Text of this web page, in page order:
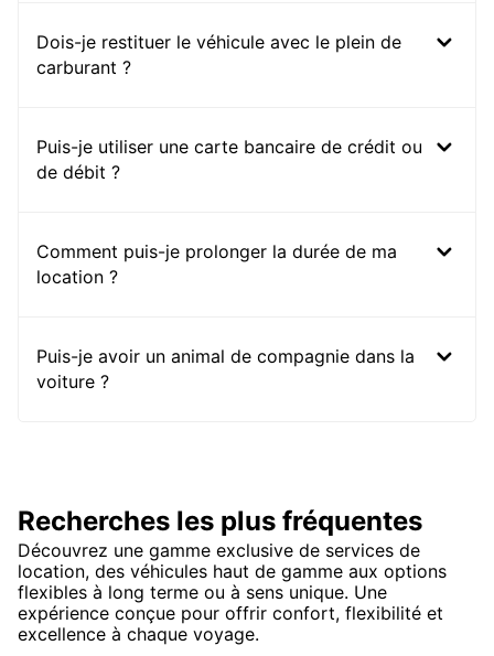
Dois-je restituer le véhicule avec le plein de
carburant ?
Puis-je utiliser une carte bancaire de crédit ou
de débit ?
Comment puis-je prolonger la durée de ma
location ?
Puis-je avoir un animal de compagnie dans la
voiture ?
Recherches les plus fréquentes
Découvrez une gamme exclusive de services de
location, des véhicules haut de gamme aux options
flexibles à long terme ou à sens unique. Une
expérience conçue pour offrir confort, flexibilité et
excellence à chaque voyage.